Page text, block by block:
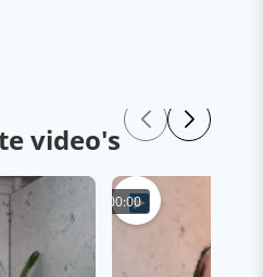
video's
00:00